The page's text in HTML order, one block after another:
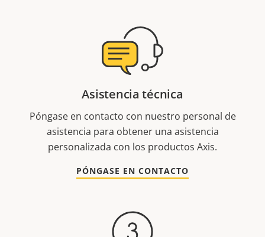
Asistencia técnica
Póngase en contacto con nuestro personal de
asistencia para obtener una asistencia
personalizada con los productos Axis.
PÓNGASE EN CONTACTO